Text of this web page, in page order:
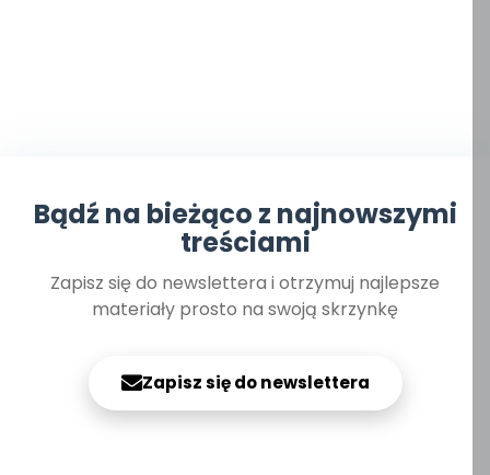
Bądź na bieżąco z najnowszymi
treściami
Zapisz się do newslettera i otrzymuj najlepsze
materiały prosto na swoją skrzynkę
Zapisz się do newslettera